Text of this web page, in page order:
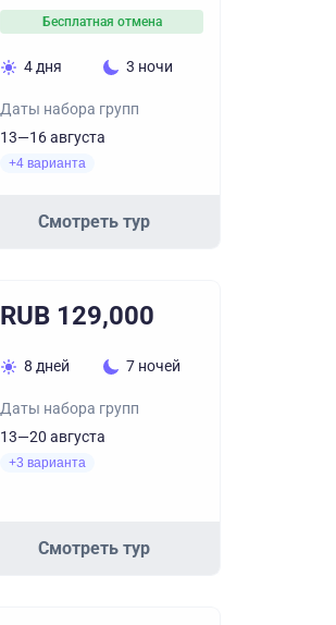
Бесплатная отмена
4 дня 3 ночи
Даты набора групп
13—16 августа
+4 варианта
Смотреть тур
RUB 129,000
8 дней 7 ночей
Даты набора групп
13—20 августа
+3 варианта
Смотреть тур